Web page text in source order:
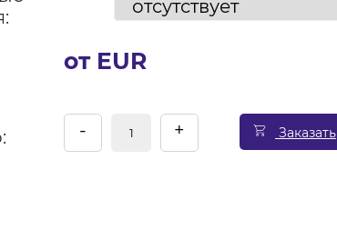
от EUR
- + Заказать